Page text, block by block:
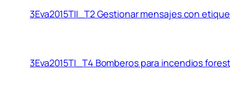
3Eva2015TII_T2 Gestionar mensajes con
3Eva2015TI_T4 Bomberos para incendios